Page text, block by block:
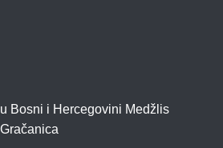
Bosni i Hercegovini Medžlis